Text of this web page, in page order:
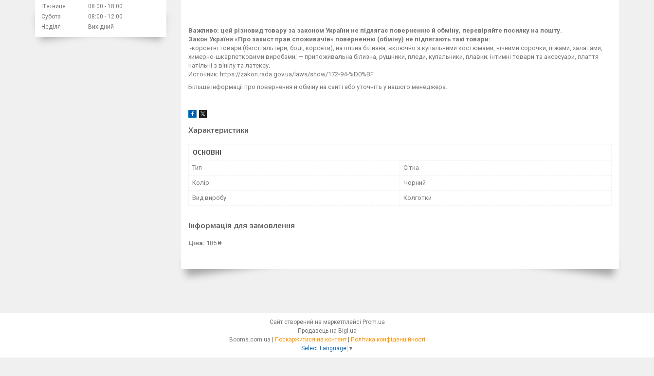
Важливо: цей різновид товару за законом України не підлягає поверненню й обміну, перевіряйте посилку на пошту.
Закон України «Про захист прав споживачів» поверненню (обміну) не підлягають такі товари:
-корсетні товари (бюстгальтери, боді, корсети), натільна білизна, включно з купальними костюмами, нічними сорочки, піжами, халатами,
химерно-шкарпетковими виробами; — припоживальна білизна, рушники, пледи, купальники, плавки; інтимні товари та аксесуари, плаття
натільні з вінілу та латексу.
Источник: https://zakon.rada.gov.ua/laws/show/172-94-%D0%BF
Більше інформації про повернення й обміну на сайті або уточніть у нашого менеджера.
Характеристики
ОСНОВНІ
Тип Сітка
Колір Чорний
Вид виробу Колготки
Інформація для замовлення
Ціна: 185 ₴
Пʼятниця
08:00
18:00
Субота
08:00
12:00
Неділя
Вихідний
Сайт створений на маркетплейсі Prom.ua
Продавець на Bigl.ua
Booms.com.ua | Поскаржитися на контент | Політика конфіденційності
Select Language ▼